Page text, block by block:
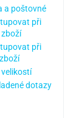
a poštovné
při
při
dotazy